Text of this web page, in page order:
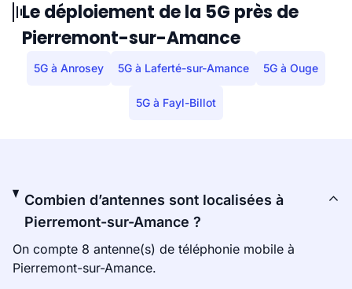
Le déploiement de la 5G près de
Pierremont-sur-Amance
5G à Anrosey 5G à Laferté-sur-Amance 5G à Ouge
5G à Fayl-Billot
Combien d’antennes sont localisées à
Pierremont-sur-Amance ?
On compte 8 antenne(s) de téléphonie mobile à
Pierremont-sur-Amance.